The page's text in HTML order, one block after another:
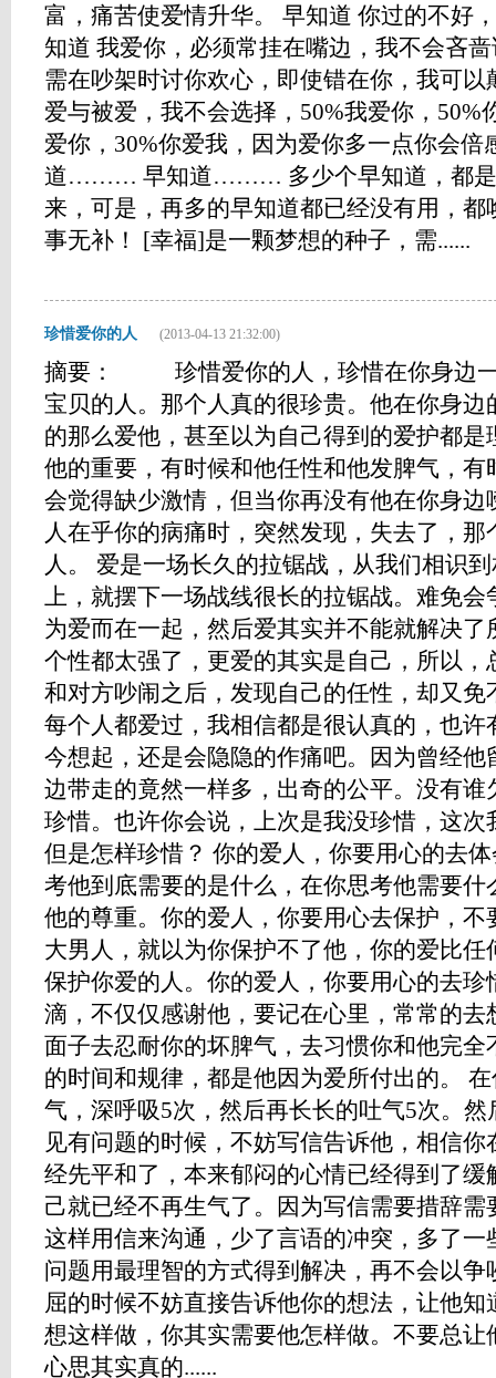
富，痛苦使爱情升华。 早知道 你过的不好
知道 我爱你，必须常挂在嘴边，我不会吝
需在吵架时讨你欢心，即使错在你，我可
爱与被爱，我不会选择，50%我爱你，50%
爱你，30%你爱我，因为爱你多一点你会
道……… 早知道……… 多少个早知道，都是
来，可是，再多的早知道都已经没有用，
事无补！ [幸福]是一颗梦想的种子，需......
珍惜爱你的人 (2013-04-13 21:32:00)
摘要： 珍惜爱你的人，珍惜在你身边一
宝贝的人。那个人真的很珍贵。他在你身
的那么爱他，甚至以为自己得到的爱护都
他的重要，有时候和他任性和他发脾气，
会觉得缺少激情，但当你再没有他在你身
人在乎你的病痛时，突然发现，失去了，
人。 爱是一场长久的拉锯战，从我们相识
上，就摆下一场战线很长的拉锯战。难免
为爱而在一起，然后爱其实并不能就解决
个性都太强了，更爱的其实是自己，所以
和对方吵闹之后，发现自己的任性，却又
每个人都爱过，我相信都是很认真的，也
今想起，还是会隐隐的作痛吧。因为曾经
边带走的竟然一样多，出奇的公平。没有
珍惜。也许你会说，上次是我没珍惜，这
但是怎样珍惜？ 你的爱人，你要用心的去
考他到底需要的是什么，在你思考他需要
他的尊重。你的爱人，你要用心去保护，
大男人，就以为你保护不了他，你的爱比
保护你爱的人。你的爱人，你要用心的去
滴，不仅仅感谢他，要记在心里，常常的
面子去忍耐你的坏脾气，去习惯你和他完
的时间和规律，都是他因为爱所付出的。
气，深呼吸5次，然后再长长的吐气5次。
见有问题的时候，不妨写信告诉他，相信
经先平和了，本来郁闷的心情已经得到了
己就已经不再生气了。因为写信需要措辞
这样用信来沟通，少了言语的冲突，多了
问题用最理智的方式得到解决，再不会以
屈的时候不妨直接告诉他你的想法，让他
想这样做，你其实需要他怎样做。不要总
心思其实真的......